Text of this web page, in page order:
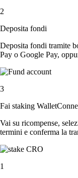
2
Deposita fondi
Deposita fondi tramite
Pay o Google Pay,
3
Fai staking
Vai su ricompense,
termini e conferma la
1